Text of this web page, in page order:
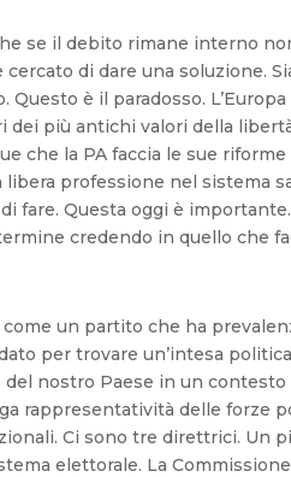
se il debito rimane interno
di dare una soluzione.
è il paradosso.
più antichi valori della
che la PA faccia le sue
professione nel sistema
fare. Questa oggi è
credendo in quello che
un partito che ha
per trovare un’intesa
nostro Paese in un
rappresentatività delle forze
Ci sono tre direttrici. Un
elettorale. La